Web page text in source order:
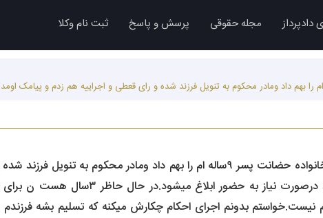
دادپرداز مجله حقوقی پرسش و پاسخ ثبت نام وکلا
سلام.دادگاه خانواده حضانت پسر ۹ساله ام را بهم داد ومادر
نیست.خواستم بدونم اجرای احکام چکارش میکنه که تسلیم بشه